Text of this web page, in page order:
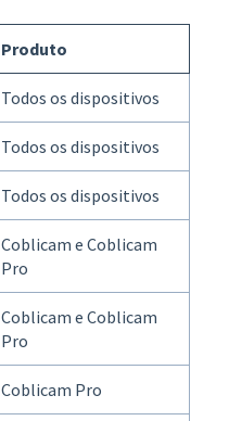
Produto
Todos os dispositivos
Todos os dispositivos
Todos os dispositivos
Coblicam e Coblicam
Pro
Coblicam e Coblicam
Pro
Coblicam Pro